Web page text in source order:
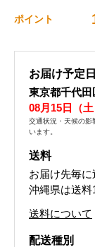
ポイント
お届け予定日
東京都千代田
08月15日（土
交通状況・天候の影
います。
送料
お届け先毎に
沖縄県は送料
送料について
配送種別